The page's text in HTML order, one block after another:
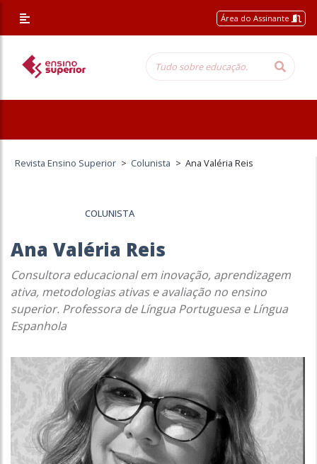
Área do Assinante
Revista Ensino Superior > Colunista > Ana Valéria Reis
COLUNISTA
Ana Valéria Reis
Consultora educacional em inovação, aprendizagem
ativa, metodologias ativas e avaliação no ensino
superior. Professora de Língua Portuguesa e Língua
Espanhola